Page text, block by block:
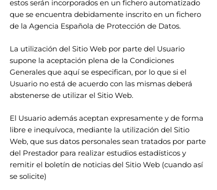
estos serán incorporados en un fichero automatizado
que se encuentra debidamente inscrito en un fichero
de la Agencia Española de Protección de Datos.
La utilización del Sitio Web por parte del Usuario
supone la aceptación plena de la Condiciones
Generales que aquí se especifican, por lo que si el
Usuario no está de acuerdo con las mismas deberá
abstenerse de utilizar el Sitio Web.
El Usuario además aceptan expresamente y de forma
libre e inequívoca, mediante la utilización del Sitio
Web, que sus datos personales sean tratados por parte
del Prestador para realizar estudios estadísticos y
remitir el boletín de noticias del Sitio Web (cuando así
se solicite)